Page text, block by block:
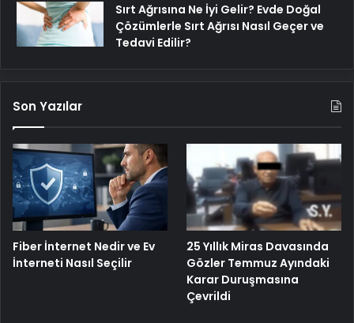
Sırt Ağrısına Ne İyi Gelir? Evde Doğal
Çözümlerle Sırt Ağrısı Nasıl Geçer ve
Tedavi Edilir?
Son Yazılar
Fiber İnternet Nedir ve Ev
İnterneti Nasıl Seçilir
25 Yıllık Miras Davasında
Gözler Temmuz Ayındaki
Karar Duruşmasına
Çevrildi